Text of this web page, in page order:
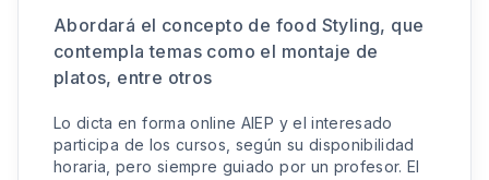
Abordará el concepto de food Styling, que
contempla temas como el montaje de
platos, entre otros
Lo dicta en forma online AIEP y el interesado
participa de los cursos, según su disponibilidad
horaria, pero siempre guiado por un profesor. El